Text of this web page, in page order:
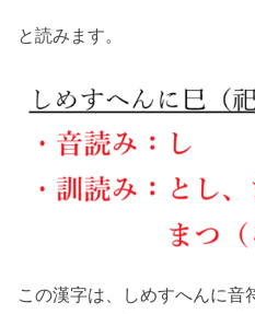
と読みます。
この漢字は、しめすへんに音